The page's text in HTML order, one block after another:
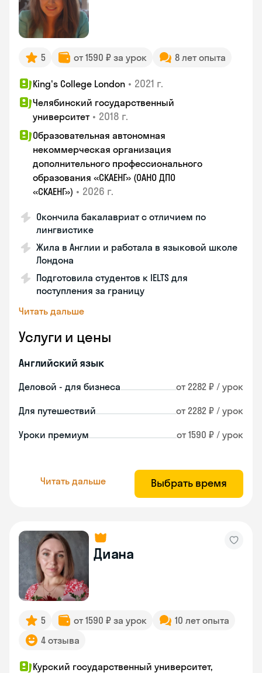
5 от 1590 ₽ за урок 8 лет опыта
King's College London • 2021 г.
Челябинский государственный
университет • 2018 г.
Образовательная автономная
некоммерческая организация
дополнительного профессионального
образования «СКАЕНГ» (ОАНО ДПО
«СКАЕНГ») • 2026 г.
Окончила бакалавриат с отличием по
лингвистике
Жила в Англии и работала в языковой школе
Лондона
Подготовила студентов к IELTS для
поступления за границу
Читать дальше
Услуги и цены
Английский язык
Деловой - для бизнеса от 2282 ₽ / урок
Для путешествий от 2282 ₽ / урок
Уроки премиум от 1590 ₽ / урок
Читать дальше Выбрать время
Диана
5 от 1590 ₽ за урок
10 лет опыта
4 отзыва
Курский государственный университет,